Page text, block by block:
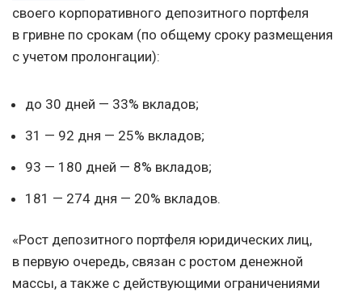
своего корпоративного депозитного портфеля
в гривне по срокам (по общему сроку размещения
с учетом пролонгации):
до 30 дней — 33% вкладов;
31 — 92 дня — 25% вкладов;
93 — 180 дней — 8% вкладов;
181 — 274 дня — 20% вкладов.
«Рост депозитного портфеля юридических лиц,
в первую очередь, связан с ростом денежной
массы, а также с действующими ограничениями